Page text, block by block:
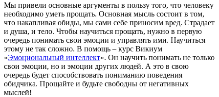
Мы привели основные аргументы в пользу того, что человеку
необходимо уметь прощать. Основная мысль состоит в том,
что накапливая обиды, мы сами себе приносим вред. Страдает
и душа, и тело. Чтобы научиться прощать, нужно в первую
очередь понимать свои эмоции и управлять ими. Научиться
этому не так сложно. В помощь – курс Викиум
«Эмоциональный интеллект». Он научить понимать не только
свои эмоции, но и эмоции других людей. А это в свою
очередь будет способствовать пониманию поведения
обидчика. Прощайте и будьте свободны от негативных
мыслей!